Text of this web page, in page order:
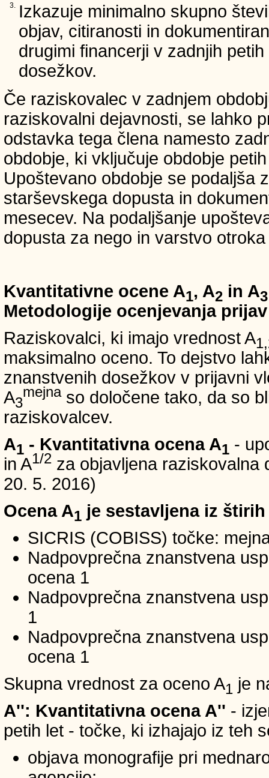
3.
Izkazuje minimalno skupno
objav, citiranosti in
drugimi financerji v zadnjih
dosežkov.
Če raziskovalec v zadnjem
raziskovalni dejavnosti, se lahko
odstavka tega člena namesto
obdobje, ki vključuje obdobje
Upoštevano obdobje se podaljša
starševskega dopusta in
mesecev. Na podaljšanje
dopusta za nego in varstvo
Kvantitativne ocene A1, A2 in A3
Metodologije ocenjevanja
Raziskovalci, ki imajo vrednost A
maksimalno oceno. To dejstvo
znanstvenih dosežkov v prijavni
A3
mejnaso določene tako, da so
raziskovalcev.
A1 - Kvantitativna ocena A1 -
in A1/2 za objavljena raziskovalna
20. 5. 2016)
Ocena A1 je sestavljena iz
SICRIS (COBISS) točke:
Nadpovprečna znanstvena
ocena 1
Nadpovprečna znanstvena
1
Nadpovprečna znanstvena
ocena 1
Skupna vrednost za oceno A1 je
A'': Kvantitativna ocena A'' -
petih let - točke, ki izhajajo iz teh
objava monografije pri